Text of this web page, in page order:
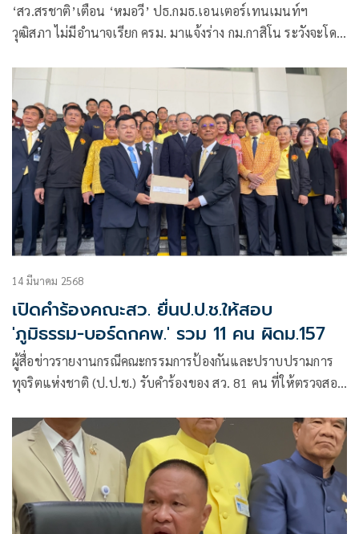
ครม. มาชี้แจง
‘สว.สรชาติ’เตือน ‘หมอวี’ ปธ.กมธ.เอนเตอร์เทนเมนท์ฯ
วุฒิสภา ไม่มีอำนาจเรียก ครม. มาแจ้งร่าง กม.กาสิโน ระวังจะโดน
ส่งไปเป็นประธานกรรมาธิการฯ แนะกลับไปอ่านข้อบังคับ
วุฒิสภาข้อ 38 ให้ดี
14 มีนาคม 2568
เปิดคำร้องคณะสว. ยื่นป.ป.ช.ให้สอบ
'ภูมิธรรม-บอร์ดกคพ.' รวม 11 คน ผิดม.157
ผู้สื่อข่าวรายงานกรณีคณะกรรมการป้องกันและปราบปรามการ
ทุจริตแห่งชาติ (ป.ป.ช.) รับคำร้องของ สว. 81 คน ที่ให้ตรวจสอบ
อธิบดีกรมสอบสวนคดีพิเศษ (ดีเอสไอ) ปฏิบัติหน้าที่มิชอบโดย
กฎหมาย กรณีรับคดีฮั้ว สว.